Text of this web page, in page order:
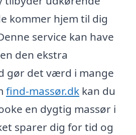
kommer hjem til dig
service kan have
den ekstra
gør det værd i mange
find-massør.dk kan du
en dygtig massør i
sparer dig for tid og